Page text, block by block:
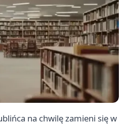
na chwilę zamieni się w